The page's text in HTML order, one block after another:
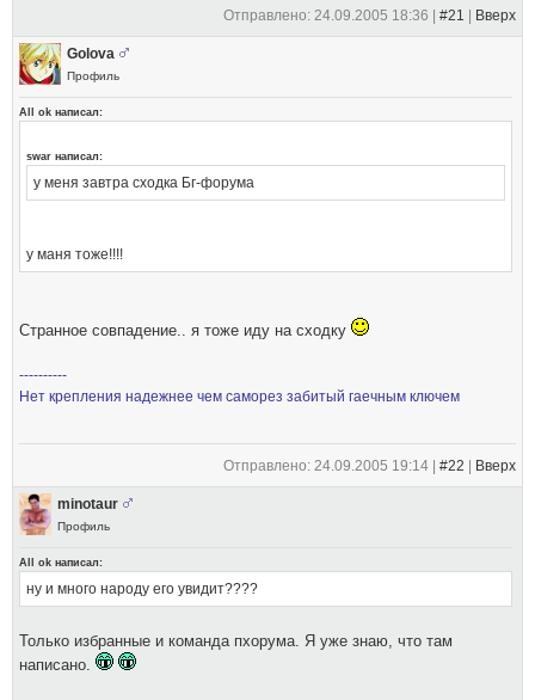
Отправлено: 24.09.2005 18:36 | #21 Вверх
Golova
Профиль
All ok написал:
swar написал:
у меня завтра сходка Бг-форума
у маня тоже!!!!
Странное совпадение.. я тоже иду на сходку
----------
Нет крепления надежнее чем саморез забитый гаечным ключем
Отправлено: 24.09.2005 19:14 | #22 Вверх
minotaur
Профиль
All ok написал:
ну и много народу его увидит????
Только избранные и команда пхорума. Я уже знаю, что там
написано.